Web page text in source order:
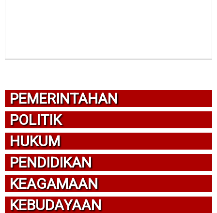
PEMERINTAHAN
POLITIK
HUKUM
PENDIDIKAN
KEAGAMAAN
KEBUDAYAAN